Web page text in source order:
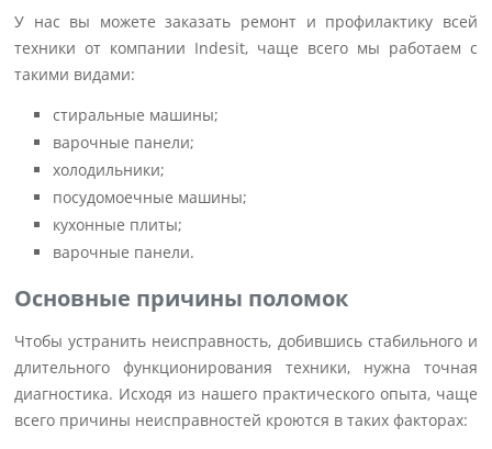
У нас вы можете заказать ремонт и профилактику всей
техники от компании Indesit, чаще всего мы работаем с
такими видами:
стиральные машины;
варочные панели;
холодильники;
посудомоечные машины;
кухонные плиты;
варочные панели.
Основные причины поломок
Чтобы устранить неисправность, добившись стабильного и
длительного функционирования техники, нужна точная
диагностика. Исходя из нашего практического опыта, чаще
всего причины неисправностей кроются в таких факторах: